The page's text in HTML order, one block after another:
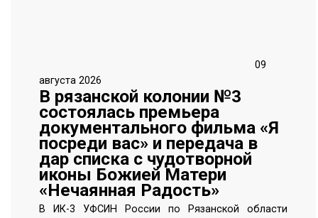
09
августа 2026
В рязанской колонии №3
состоялась премьера
документального фильма «Я
посреди вас» и передача в
дар списка с чудотворной
иконы Божией Матери
«Нечаянная Радость»
В ИК-3 УФСИН России по Рязанской области